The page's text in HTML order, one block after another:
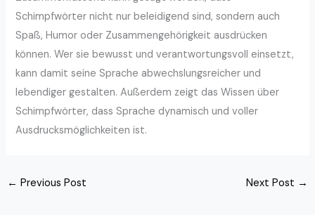
Schimpfwörter nicht nur beleidigend sind, sondern auch
Spaß, Humor oder Zusammengehörigkeit ausdrücken
können. Wer sie bewusst und verantwortungsvoll einsetzt,
kann damit seine Sprache abwechslungsreicher und
lebendiger gestalten. Außerdem zeigt das Wissen über
Schimpfwörter, dass Sprache dynamisch und voller
Ausdrucksmöglichkeiten ist.
← Previous Post Next Post →